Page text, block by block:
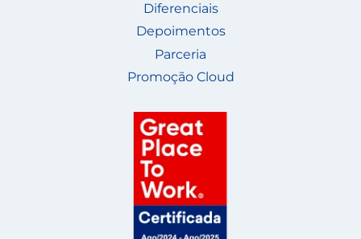
Diferenciais
Depoimentos
Parceria
Promoção Cloud